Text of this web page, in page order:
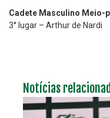
Cadete Masculino Meio-
3° lugar – Arthur de Nardi
Notícias